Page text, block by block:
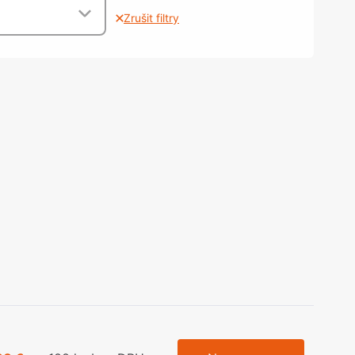
nohy, Nábytkové nohy a
nastavení
Zrušit filtry